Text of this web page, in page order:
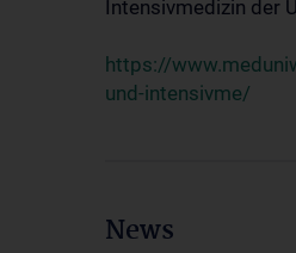
Intensivmedizin der
https://
und-intensivme/
News